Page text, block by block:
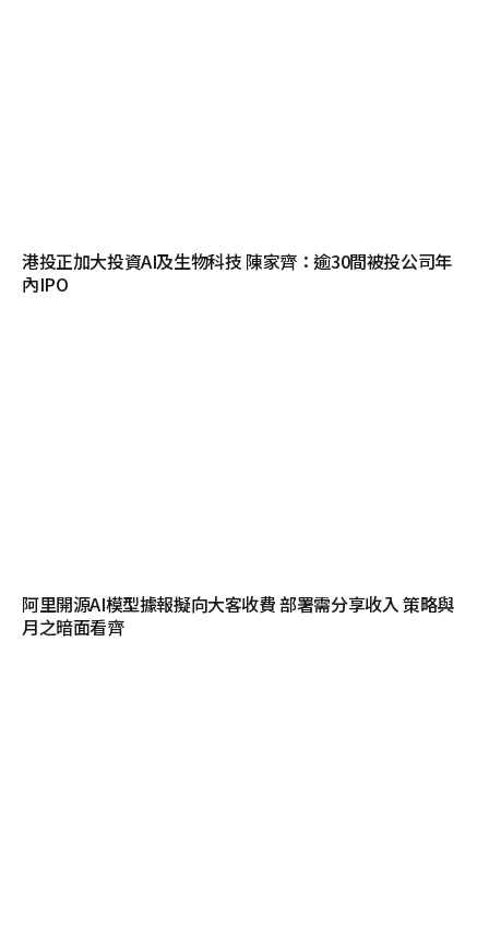
港投正加大投資AI及生物科技 陳家齊：逾30間被投公司年
內IPO
阿里開源AI模型據報擬向大客收費 部署需分享收入 策略與
月之暗面看齊